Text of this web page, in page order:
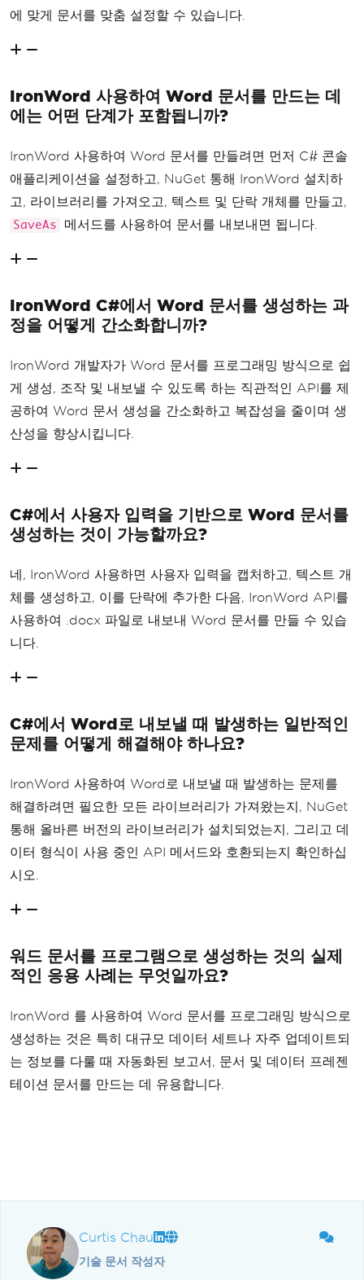
에 맞게 문서를 맞춤 설정할 수 있습니다.
IronWord 사용하여 Word 문서를 만드는 데
에는 어떤 단계가 포함됩니까?
IronWord 사용하여 Word 문서를 만들려면 먼저 C# 콘솔
애플리케이션을 설정하고, NuGet 통해 IronWord 설치하
고, 라이브러리를 가져오고, 텍스트 및 단락 개체를 만들고,
SaveAs 메서드를 사용하여 문서를 내보내면 됩니다.
IronWord C#에서 Word 문서를 생성하는 과
정을 어떻게 간소화합니까?
IronWord 개발자가 Word 문서를 프로그래밍 방식으로 쉽
게 생성, 조작 및 내보낼 수 있도록 하는 직관적인 API를 제
공하여 Word 문서 생성을 간소화하고 복잡성을 줄이며 생
산성을 향상시킵니다.
C#에서 사용자 입력을 기반으로 Word 문서를
생성하는 것이 가능할까요?
네, IronWord 사용하면 사용자 입력을 캡처하고, 텍스트 개
체를 생성하고, 이를 단락에 추가한 다음, IronWord API를
사용하여 .docx 파일로 내보내 Word 문서를 만들 수 있습
니다.
C#에서 Word로 내보낼 때 발생하는 일반적인
문제를 어떻게 해결해야 하나요?
IronWord 사용하여 Word로 내보낼 때 발생하는 문제를
해결하려면 필요한 모든 라이브러리가 가져왔는지, NuGet
통해 올바른 버전의 라이브러리가 설치되었는지, 그리고 데
이터 형식이 사용 중인 API 메서드와 호환되는지 확인하십
시오.
워드 문서를 프로그램으로 생성하는 것의 실제
적인 응용 사례는 무엇일까요?
IronWord 를 사용하여 Word 문서를 프로그래밍 방식으로
생성하는 것은 특히 대규모 데이터 세트나 자주 업데이트되
는 정보를 다룰 때 자동화된 보고서, 문서 및 데이터 프레젠
테이션 문서를 만드는 데 유용합니다.
Curtis Chau
기술 문서 작성자